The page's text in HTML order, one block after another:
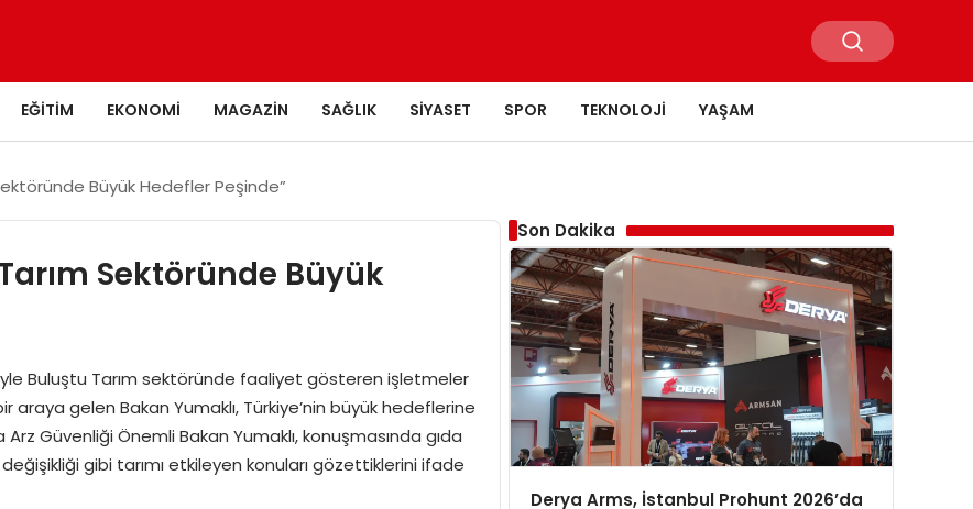
EĞITIM EKONOMI MAGAZIN SAĞLIK SIYASET SPOR TEKNOLOJI YAŞAM
Büyük Hedefler Peşinde”
Sektöründe Büyük
Buluştu Tarım sektöründe faaliyet gösteren işletmeler
araya gelen Bakan Yumaklı, Türkiye’nin büyük hedeflerine
Güvenliği Önemli Bakan Yumaklı, konuşmasında gıda
gibi tarımı etkileyen konuları gözettiklerini ifade
Son Dakika
Derya Arms, İstanbul Prohunt 2026’da